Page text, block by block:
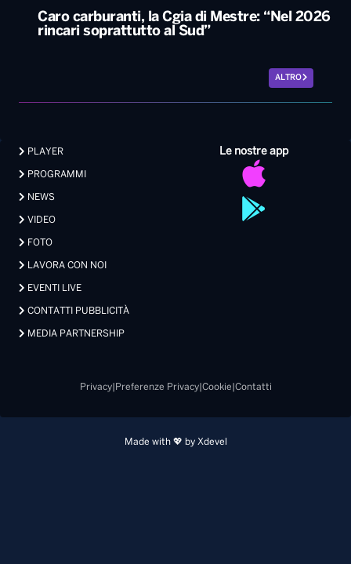
Caro carburanti, la Cgia di Mestre: “Nel 2026
rincari soprattutto al Sud”
ALTRO
Le nostre app
PLAYER
PROGRAMMI
NEWS
VIDEO
FOTO
LAVORA CON NOI
EVENTI LIVE
CONTATTI PUBBLICITÀ
MEDIA PARTNERSHIP
Privacy| Preferenze Privacy| Cookie Contatti
Made with 💖 by Xdevel